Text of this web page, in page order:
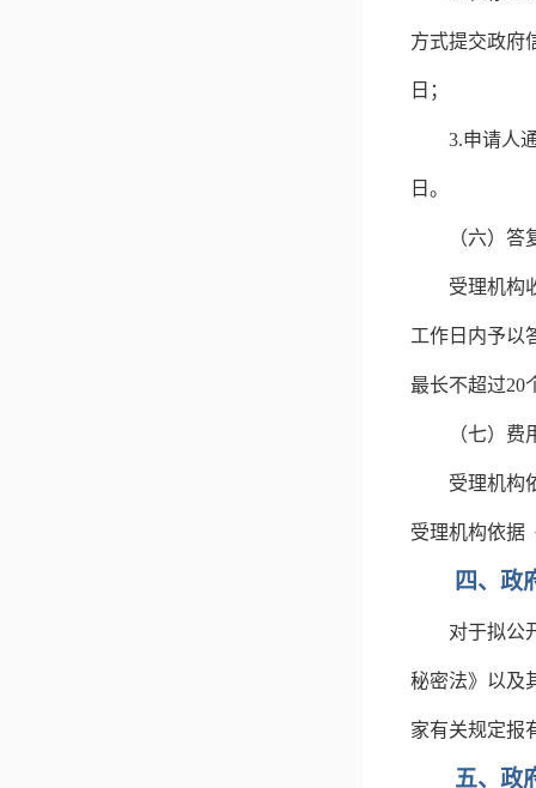
方式提交政府
日；
3.申请人
日。
（六）答
受理机构
工作日内予以
最长不超过20
（七）费
受理机构
受理机构依据
四、政
对于拟公
秘密法》以及
家有关规定报
五、政